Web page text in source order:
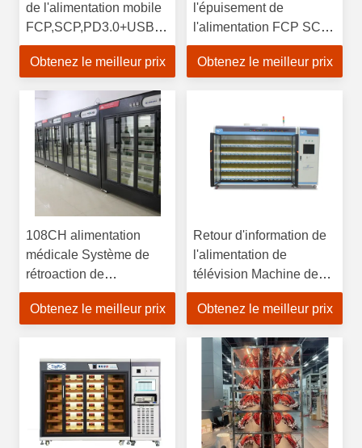
de l'alimentation mobile
FCP,SCP,PD3.0+USBpps,PD2.0Je
vous en prie.0Je suis
QC3.0,QC4+, MTK
Obtenez le meilleur prix
l'épuisement de
l'alimentation FCP SCP
PD3.0+USBpps
PD2.0Je vous en
PE2.0,D+D
Obtenez le meilleur prix
108CH alimentation
médicale Système de
rétroaction de
vieillissement CC CV
LED
Obtenez le meilleur prix
Retour d'information de
l'alimentation de
télévision Machine de
test du vieillissement CC
CV LED PWM
Obtenez le meilleur prix